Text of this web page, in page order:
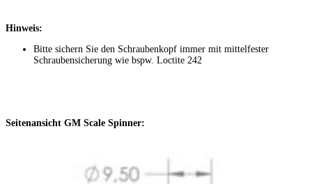
Hinweis:
Bitte sichern Sie den Schraubenkopf immer mit mittelfester
Schraubensicherung wie bspw. Loctite 242
Seitenansicht GM Scale Spinner: